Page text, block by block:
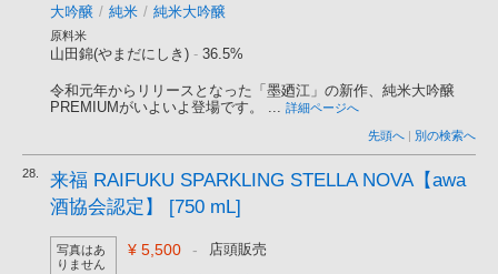
大吟醸 / 純米 / 純米大吟醸
原料米
山田錦(やまだにしき) - 36.5%
令和元年からリリースとなった「墨廼江」の新作、純米大吟醸
PREMIUMがいよいよ登場です。 ... 詳細ページへ
先頭へ | 別の検索へ
28.
来福 RAIFUKU SPARKLING STELLA NOVA【awa
酒協会認定】 [750 mL]
写真はあ
りません
¥ 5,500 - 店頭販売